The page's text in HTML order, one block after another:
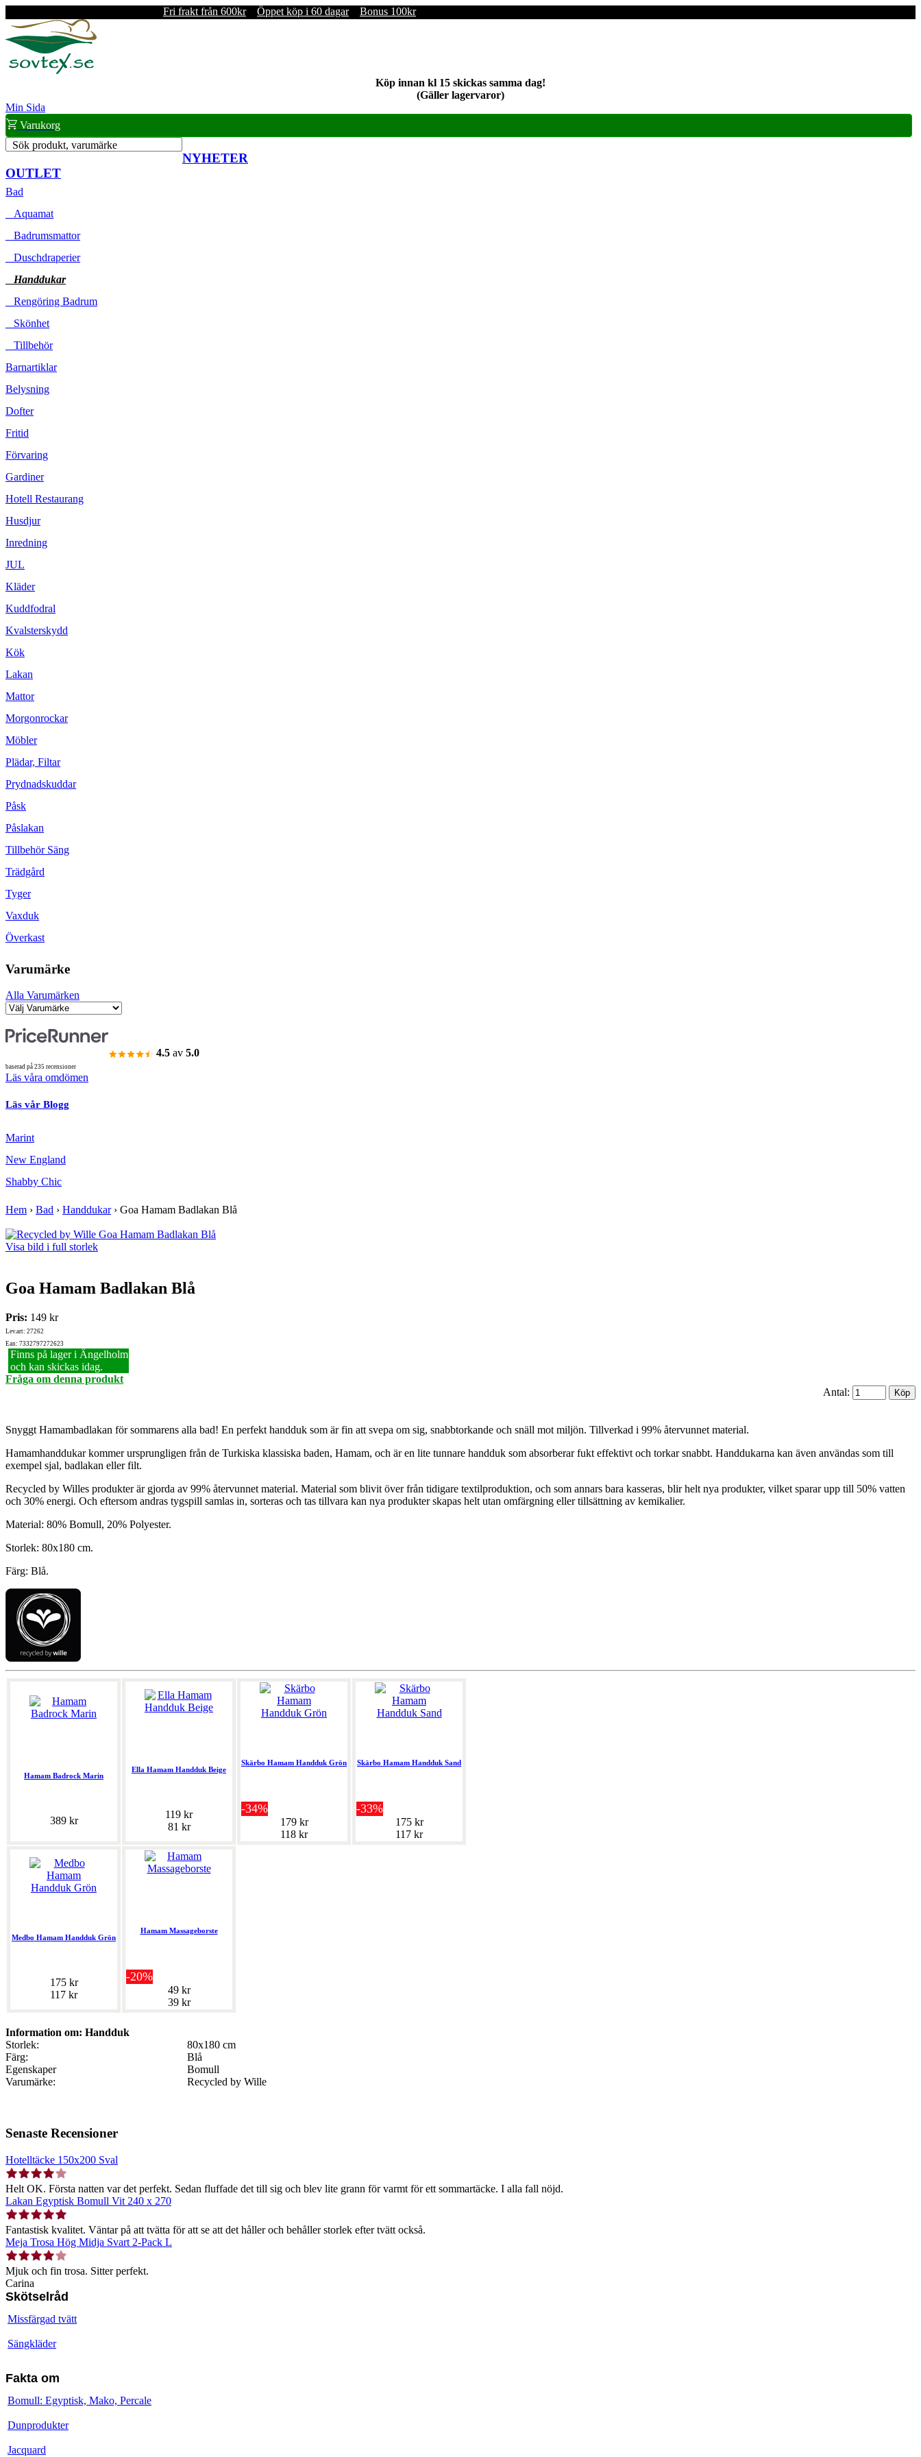
Fri frakt från 600kr Öppet köp i 60 dagar Bonus 100kr
Köp innan kl 15 skickas samma dag!
(Gäller lagervaror)
Min Sida
Varukorg
Sök produkt, varumärke
NYHETER
OUTLET
Bad
Aquamat
Badrumsmattor
Duschdraperier
Handdukar
Rengöring Badrum
Skönhet
Tillbehör
Barnartiklar
Belysning
Dofter
Fritid
Förvaring
Gardiner
Hotell Restaurang
Husdjur
Inredning
JUL
Kläder
Kuddfodral
Kvalsterskydd
Kök
Lakan
Mattor
Morgonrockar
Möbler
Plädar, Filtar
Prydnadskuddar
Påsk
Påslakan
Tillbehör Säng
Trädgård
Tyger
Vaxduk
Överkast
Varumärke
Alla Varumärken
4.5 av 5.0
baserad på 235 recensioner
Läs våra omdömen
Läs vår Blogg
Marint
New England
Shabby Chic
Hem › Bad › Handdukar› Goa Hamam Badlakan Blå
Visa bild i full storlek
Goa Hamam Badlakan Blå
Pris: 149 kr
Lev.art: 27262
Ean: 7332797272623
Finns på lager i Ängelholm
och kan skickas idag.
Fråga om denna produkt
Antal:
Snyggt Hamambadlakan för sommarens alla bad! En perfekt handduk som är fin att svepa om sig, snabbtorkande och snäll mot miljön. Tillverkad i 99% återvunnet material.
Hamamhanddukar kommer ursprungligen från de Turkiska klassiska baden, Hamam, och är en lite tunnare handduk som absorberar fukt effektivt och torkar snabbt. Handdukarna kan även användas som till
exempel sjal, badlakan eller filt.
Recycled by Willes produkter är gjorda av 99% återvunnet material. Material som blivit över från tidigare textilproduktion, och som annars bara kasseras, blir helt nya produkter, vilket sparar upp till 50% vatten
och 30% energi. Och eftersom andras tygspill samlas in, sorteras och tas tillvara kan nya produkter skapas helt utan omfärgning eller tillsättning av kemikalier.
Material: 80% Bomull, 20% Polyester.
Storlek: 80x180 cm.
Färg: Blå.
Hamam Badrock Marin
389 kr
Ella Hamam Handduk Beige
119 kr
81 kr
Skärbo Hamam Handduk Grön
-34%
179 kr
118 kr
Skärbo Hamam Handduk Sand
-33%
175 kr
117 kr
Medbo Hamam Handduk Grön
175 kr
117 kr
Hamam Massageborste
-20%
49 kr
39 kr
Information om: Handduk
Storlek:
80x180 cm
Färg:
Blå
Egenskaper
Bomull
Varumärke:
Recycled by Wille
Senaste Recensioner
Hotelltäcke 150x200 Sval
Helt OK. Första natten var det perfekt. Sedan fluffade det till sig och blev lite grann för varmt för ett sommartäcke. I alla fall nöjd.
Lakan Egyptisk Bomull Vit 240 x 270
Fantastisk kvalitet. Väntar på att tvätta för att se att det håller och behåller storlek efter tvätt också.
Meja Trosa Hög Midja Svart 2-Pack L
Mjuk och fin trosa. Sitter perfekt.
Carina
Skötselråd
Missfärgad tvätt
Sängkläder
Fakta om
Bomull: Egyptisk, Mako, Percale
Dunprodukter
Jacquard